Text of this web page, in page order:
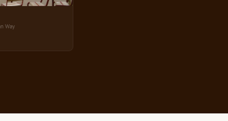
Way